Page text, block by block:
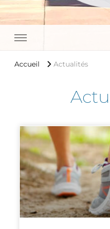
Centre de
Accueil Actualités